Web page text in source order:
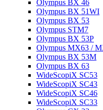
Olympus BX 46
Olympus BX 51WI
Olympus BX 53
Olympus STM7
Olympus BX 53P
Olympus MX63 /
Olympus BX 53M
Olympus BX 63
WideScopiX SC53
WideScopiX SC43
WideScopiX SC46
WideScopiX SC33